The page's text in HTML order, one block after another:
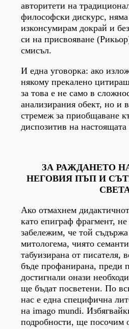
авторитети на
философски дискурс, няма
изконсумирам докрай и
си на присвояване
смисъл.
И една уговорка: ако
някому прекалено
за това е не само в
анализирания обект, но и
стремеж за приобщаване
диспозитив на
ЗА РАЖДАНЕТО
НЕГОВИЯ ПЪП И
Ако отмахнем
като епиграф фрагмент,
забележим, че той
митологема, чиято
табуизирана от писателя,
бъде профанирана, преди
достигнали онази
ще бъдат посветени. По
нас е една специфична
на imago mundi.
подробности, ще посочим